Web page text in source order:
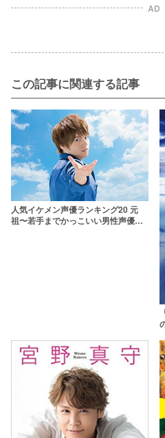
AD
この記事に関連する記事
人気イケメン声優ランキング20 元
祖〜若手までかっこいい男性声優た